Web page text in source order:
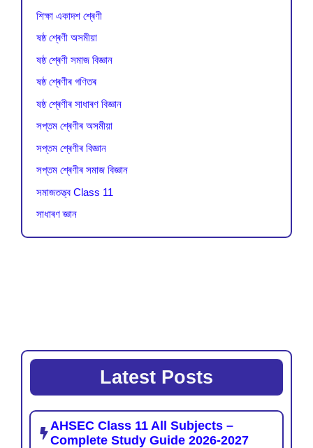
শিক্ষা একাদশ শ্ৰেণী
ষষ্ঠ শ্ৰেণী অসমীয়া
ষষ্ঠ শ্ৰেণী সমাজ বিজ্ঞান
ষষ্ঠ শ্ৰেণীৰ গণিতৰ
ষষ্ঠ শ্ৰেণীৰ সাধাৰণ বিজ্ঞান
সপ্তম শ্ৰেণীৰ অসমীয়া
সপ্তম শ্ৰেণীৰ বিজ্ঞান
সপ্তম শ্ৰেণীৰ সমাজ বিজ্ঞান
সমাজতত্ত্ব Class 11
সাধাৰণ জ্ঞান
Latest Posts
AHSEC Class 11 All Subjects –
Complete Study Guide 2026-2027